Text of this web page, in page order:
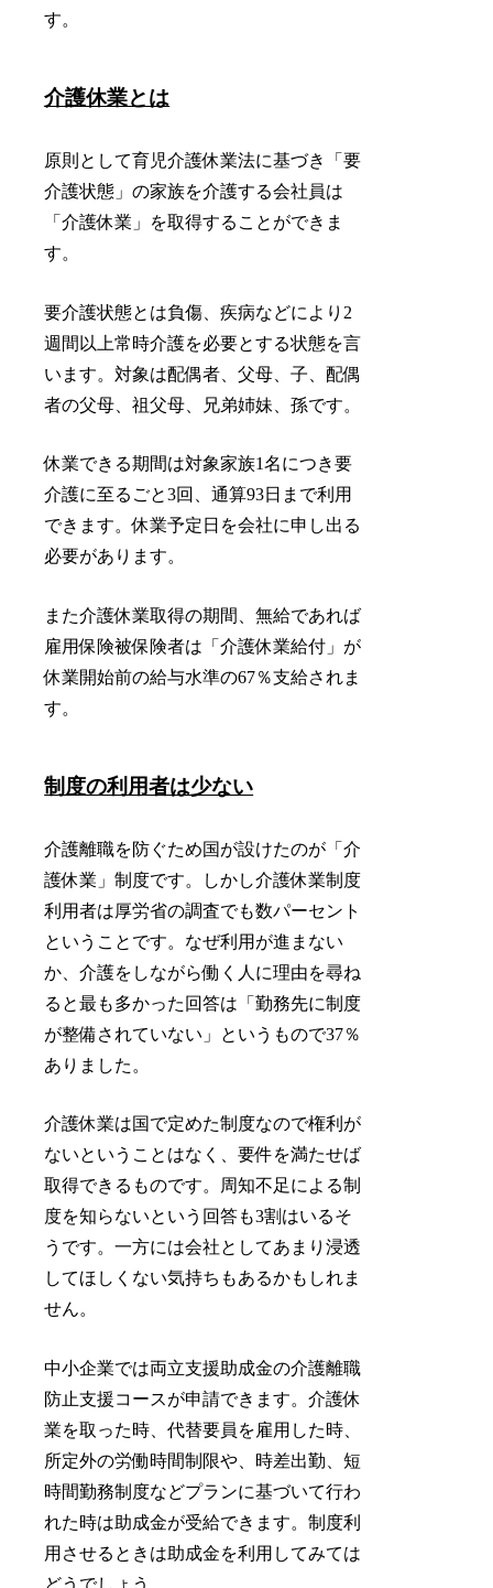
す。
介護休業とは
原則として育児介護休業法に基づき「要
介護状態」の家族を介護する会社員は
「介護休業」を取得することができま
す。
要介護状態とは負傷、疾病などにより2
週間以上常時介護を必要とする状態を言
います。対象は配偶者、父母、子、配偶
者の父母、祖父母、兄弟姉妹、孫です。
休業できる期間は対象家族1名につき要
介護に至るごと3回、通算93日まで利用
できます。休業予定日を会社に申し出る
必要があります。
また介護休業取得の期間、無給であれば
雇用保険被保険者は「介護休業給付」が
休業開始前の給与水準の67％支給されま
す。
制度の利用者は少ない
介護離職を防ぐため国が設けたのが「介
護休業」制度です。しかし介護休業制度
利用者は厚労省の調査でも数パーセント
ということです。なぜ利用が進まない
か、介護をしながら働く人に理由を尋ね
ると最も多かった回答は「勤務先に制度
が整備されていない」というもので37％
ありました。
介護休業は国で定めた制度なので権利が
ないということはなく、要件を満たせば
取得できるものです。周知不足による制
度を知らないという回答も3割はいるそ
うです。一方には会社としてあまり浸透
してほしくない気持ちもあるかもしれま
せん。
中小企業では両立支援助成金の介護離職
防止支援コースが申請できます。介護休
業を取った時、代替要員を雇用した時、
所定外の労働時間制限や、時差出勤、短
時間勤務制度などプランに基づいて行わ
れた時は助成金が受給できます。制度利
用させるときは助成金を利用してみては
どうでしょう。